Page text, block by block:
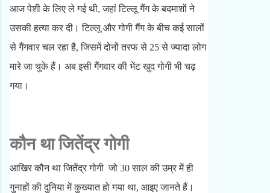
आज पेशी के लिए ले गई थी, जहां टिल्लू गैंग के बदमाशाें ने
उसकी हत्या कर दी। टिल्लू और गोगी गैंग के बीच कई सालों
से गैंगवार चल रहा है, जिसमें दोनों तरफ से 25 से ज्यादा लोग
मारे जा चुके हैं। अब इसी गैंगवार की भेंट खुद गोगी भी चढ़
गया।
कौन था जितेंद्र गोगी
आखिर कौन था जितेंद्र गोगी जो 30 साल की उम्र में ही
गुनाहों की दुनिया में कुख्यात हो गया था, आइए जानते हैं।